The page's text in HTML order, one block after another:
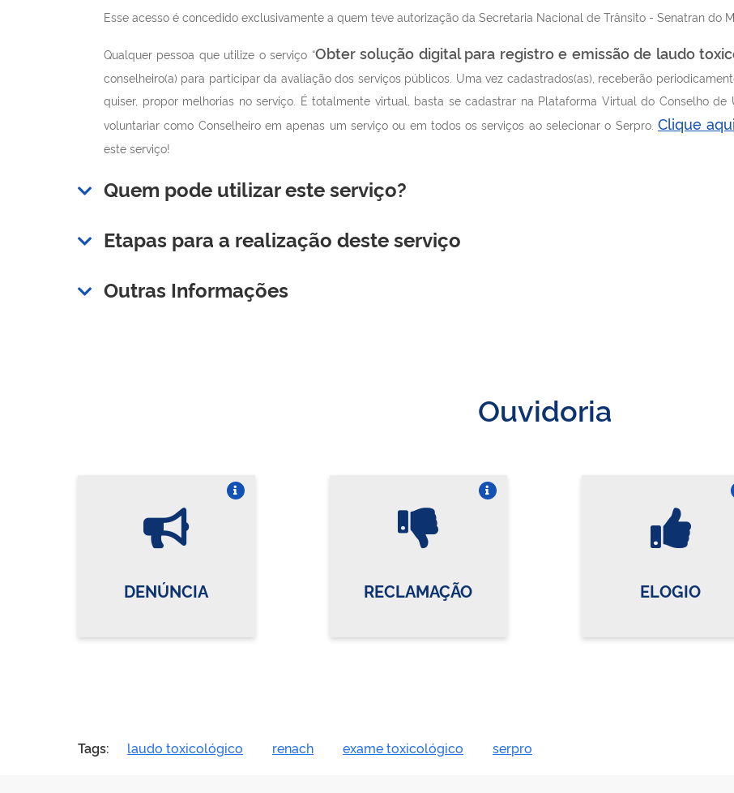
Esse acesso é concedido exclusivamente a quem teve autorização da Secretaria Nacional de Trânsito - Senatran do
Qualquer pessoa que utilize o serviço “Obter solução digital para registro e emissão de laudo
conselheiro(a) para participar da avaliação dos serviços públicos. Uma vez cadastrados(as), receberão
quiser, propor melhorias no serviço. É totalmente virtual, basta se cadastrar na Plataforma Virtual do Conselho de
voluntariar como Conselheiro em apenas um serviço ou em todos os serviços ao selecionar o Serpro.Clique aqui
este serviço!
Quem pode utilizar este serviço?
Etapas para a realização deste serviço
Outras Informações
Ouvidoria
DENÚNCIA RECLAMAÇÃO ELOGIO
Tags: laudo toxicológico renach exame toxicológico serpro